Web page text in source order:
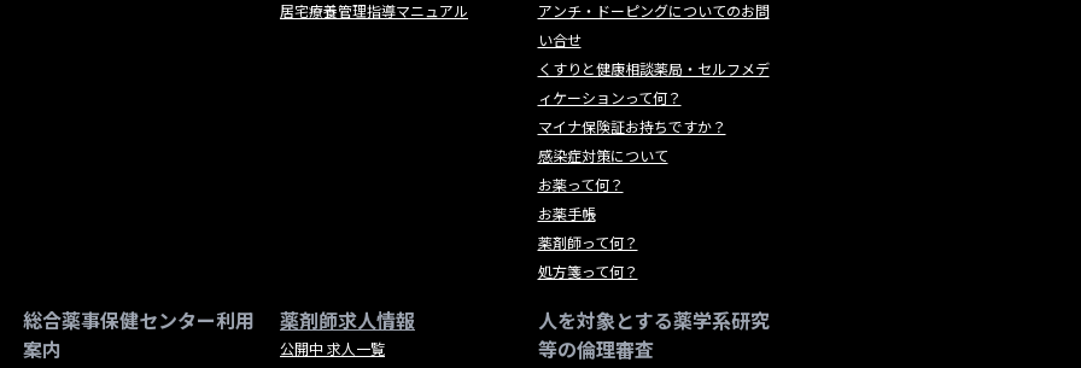
居宅療養管理指導マニュアル
アンチ・ドーピングについてのお問
い合せ
くすりと健康相談薬局・セルフメデ
ィケーションって何？
マイナ保険証お持ちですか？
感染症対策について
お薬って何？
お薬手帳
薬剤師って何？
処方箋って何？
総合薬事保健センター利用
案内
薬剤師求人情報
公開中 求人一覧
人を対象とする薬学系研究
等の倫理審査